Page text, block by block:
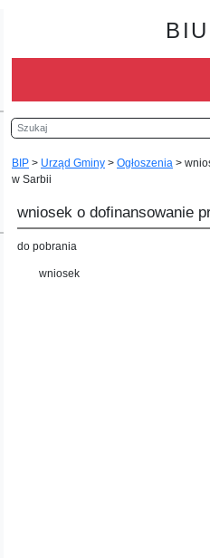
Szukaj
BIP > Urząd Gminy > Ogłoszenia >
w Sarbii
wniosek o dofinansowanie
do pobrania
wniosek